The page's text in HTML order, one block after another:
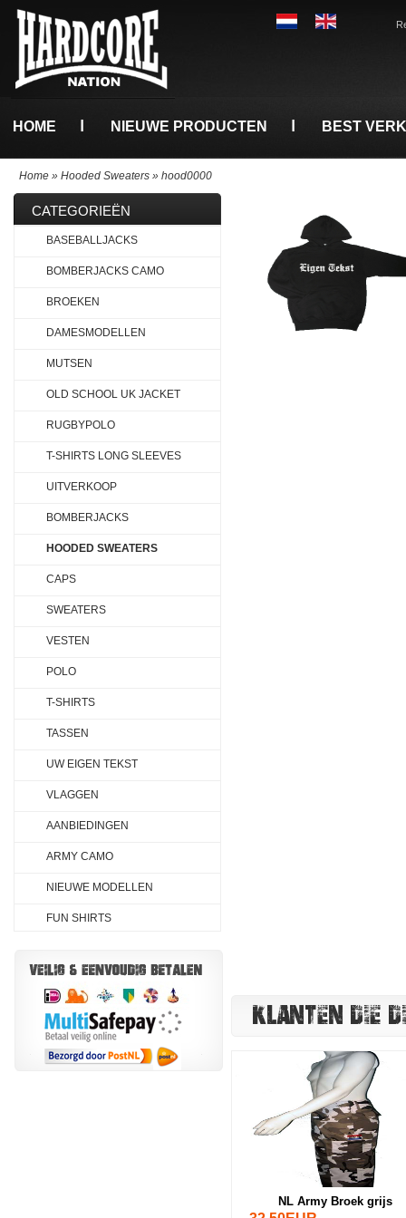
HOME NIEUWE PRODUCTEN BEST
Home » Hooded Sweaters » hood0000
KLANTEN DIE
NL Army Broek grijs
CATEGORIEËN
BASEBALLJACKS
BOMBERJACKS CAMO
BROEKEN
DAMESMODELLEN
MUTSEN
OLD SCHOOL UK JACKET
RUGBYPOLO
T-SHIRTS LONG SLEEVES
UITVERKOOP
BOMBERJACKS
HOODED SWEATERS
CAPS
SWEATERS
VESTEN
POLO
T-SHIRTS
TASSEN
UW EIGEN TEKST
VLAGGEN
AANBIEDINGEN
ARMY CAMO
NIEUWE MODELLEN
FUN SHIRTS